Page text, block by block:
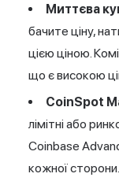
Миттєва
бачите ціну,
цією ціною.
що є високою
CoinSpot
лімітні або
Coinbase
кожної